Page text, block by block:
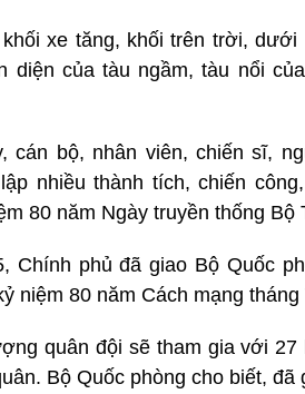
xe tăng, khối trên trời,
của tàu ngầm, tàu nổi
cán bộ, nhân viên, chiến sĩ,
nhiều thành tích, chiến
80 năm Ngày truyền thống Bộ
Chính phủ đã giao Bộ Quốc
niệm 80 năm Cách mạng
quân đội sẽ tham gia với
Bộ Quốc phòng cho biết,